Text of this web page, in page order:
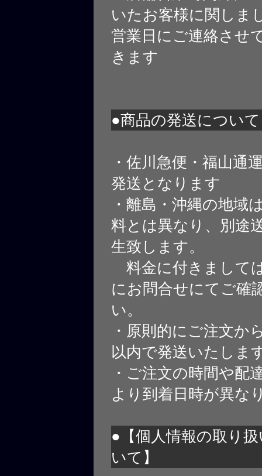
いたお客様に関しま
営業日にご連絡させ
きます
●商品の発送について
・佐川急便・福山通
発送となります
・離島・沖縄の地域
料とは異なり、別途
生致します。
料金に付きまして
にお問合せにてご確
い。
・原則的にご注文か
以内で発送いたしま
・ご注文の時間や配
より到着日時が異な
●【個人情報の取り
いて】